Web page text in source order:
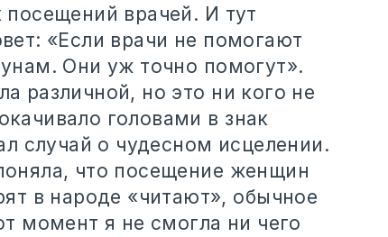
посещений врачей. И тут
«Если врачи не помогают
Они уж точно помогут».
различной, но это ни кого не
головами в знак
случай о чудесном исцелении.
что посещение женщин
в народе «читают», обычное
момент я не смогла ни чего